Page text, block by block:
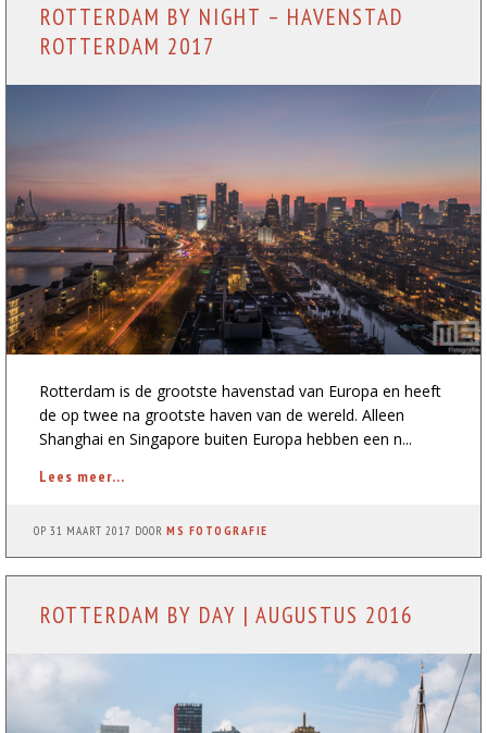
ROTTERDAM BY NIGHT – HAVENSTAD
ROTTERDAM 2017
Rotterdam is de grootste havenstad van Europa en heeft
de op twee na grootste haven van de wereld. Alleen
Shanghai en Singapore buiten Europa hebben een n...
Lees meer...
OP31 MAART 2017 DOORMS FOTOGRAFIE
ROTTERDAM BY DAY | AUGUSTUS 2016